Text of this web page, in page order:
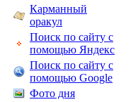
Карманный
оракул
Поиск по сайту с
помощью Яндекс
Поиск по сайту с
помощью Google
Фото дня